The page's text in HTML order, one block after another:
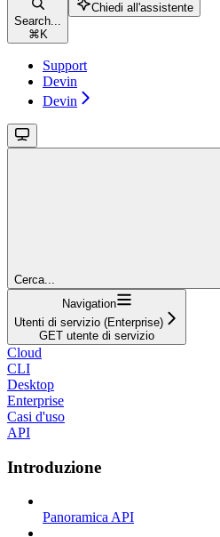
Search...
⌘ K
Chiedi all'assistente
Support
Devin
Devin
Cerca...
Navigation
Utenti di servizio (Enterprise)
GET utente di servizio
Cloud
CLI
Desktop
Enterprise
Casi d'uso
API
Introduzione
Panoramica API